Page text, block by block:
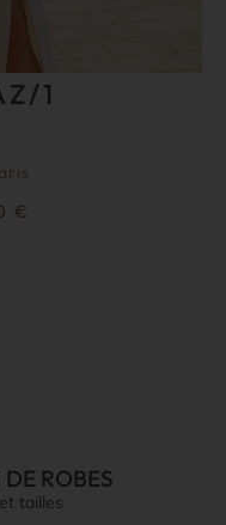
1
€
ROBES
tailles